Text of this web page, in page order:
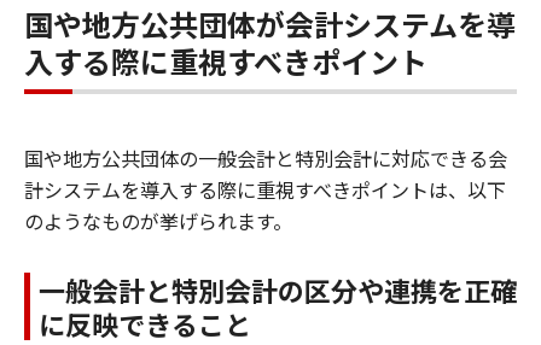
国や地方公共団体が会計システムを導
入する際に重視すべきポイント
国や地方公共団体の一般会計と特別会計に対応できる会
計システムを導入する際に重視すべきポイントは、以下
のようなものが挙げられます。
一般会計と特別会計の区分や連携を正確
に反映できること